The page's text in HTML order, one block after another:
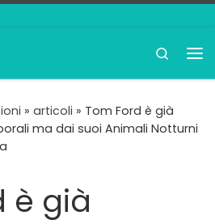
Search
» articoli » Tom Ford è già
ma dai suoi Animali Notturni
è già